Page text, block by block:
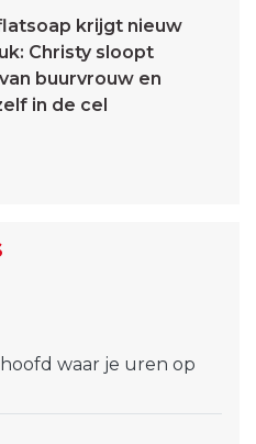
krijgt nieuw
Christy sloopt
buurvrouw en
in de cel
waar je uren op